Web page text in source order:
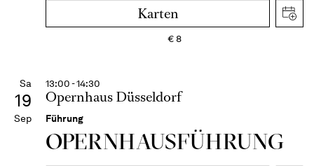
Karten
€8
Sa
19
Sep
13:00 - 14:30
Opernhaus Düsseldorf
Führung
OPERN­HAUS­FÜH­RUNG